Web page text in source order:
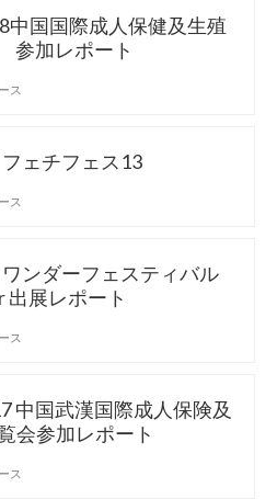
中国国際成人保健及生殖
加レポート
ス
ェチフェス13
ス
ンダーフェスティバル
出展レポート
ス
中国武漢国際成人保険及
会参加レポート
ス